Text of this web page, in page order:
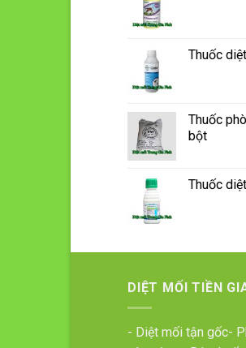
Thuốc
Thuốc
bột
Thuốc
DIỆT MỐI TIỀN
- Diệt mối tận gốc-